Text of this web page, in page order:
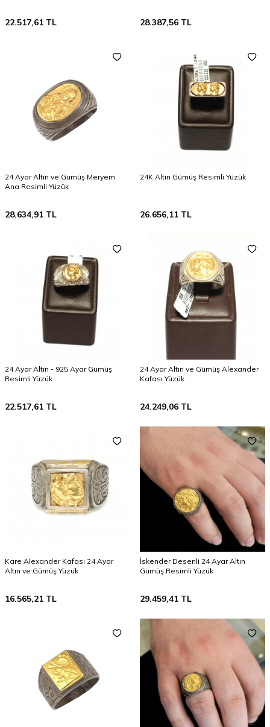
22.517,61 TL 28.387,56 TL
24 Ayar Altın ve Gümüş Meryem
Ana Resimli Yüzük
28.634,91 TL
24K Altın Gümüş Resimli Yüzük
26.656,11 TL
24 Ayar Altın - 925 Ayar Gümüş
Resimli Yüzük
22.517,61 TL
24 Ayar Altın ve Gümüş Alexander
Kafası Yüzük
24.249,06 TL
Kare Alexander Kafası 24 Ayar
Altın ve Gümüş Yüzük
16.565,21 TL
İskender Desenli 24 Ayar Altın
Gümüş Resimli Yüzük
29.459,41 TL